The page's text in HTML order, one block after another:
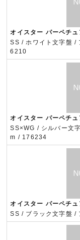
オイスター パーペチュ
SS / ホワイト文字盤 /
6210
オイスター パーペチュ
SS×WG / シルバー文
m / 176234
オイスター パーペチュ
SS / ブラック文字盤 /